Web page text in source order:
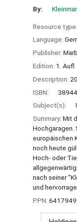
By:
Resource type:
Language:
Publisher:
Edition: 1. Aufl
Description:
ISBN:
Subject(s):
Summary: Mit
Hochgaragen.
europäischen
noch heute
Hoch- oder
nach seiner
und
PPN: